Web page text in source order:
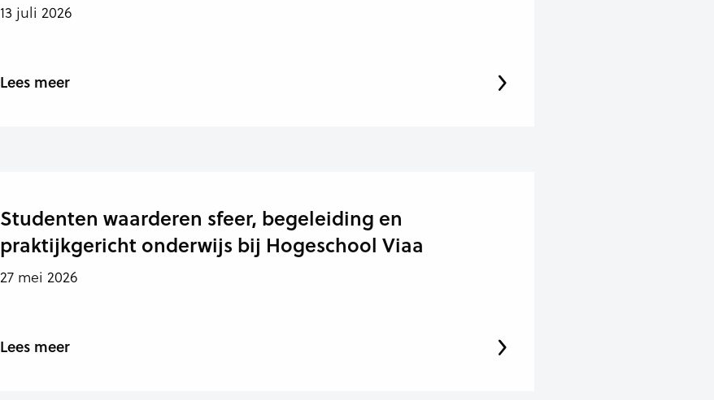
13 juli 2026
Lees meer
Studenten waarderen sfeer, begeleiding en
praktijkgericht onderwijs bij Hogeschool Viaa
27 mei 2026
Lees meer